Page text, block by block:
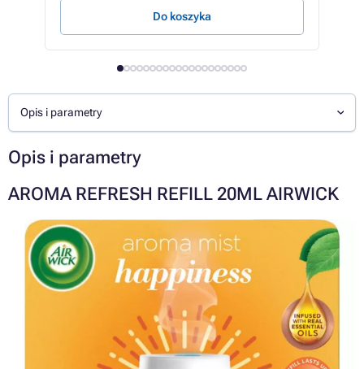
Do koszyka
Opis i parametry
Opis i parametry
AROMA REFRESH REFILL 20ML AIRWICK